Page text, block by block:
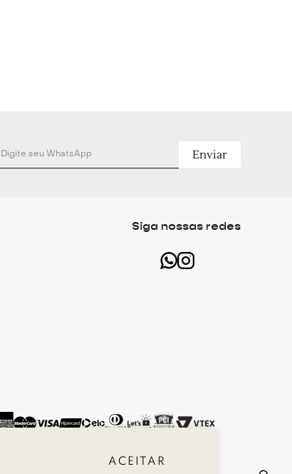
ACEITAR
Enviar
Siga nossas redes